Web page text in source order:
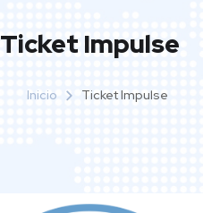
Ticket Impulse
Inicio Ticket Impulse